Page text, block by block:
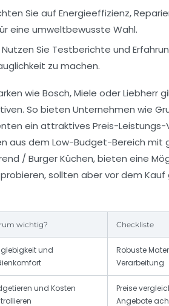
Sie auf Energieeffizienz,
eine umweltbewusste Wahl.
Nutzen Sie Testberichte und
zu machen.
wie Bosch, Miele oder Liebherr
So bieten Unternehmen wie
ein attraktives Preis-Leistungs-
aus dem Low-Budget-Bereich mit
/ Burger Küchen, bieten eine
sollten aber vor dem
wichtig? Checkliste
und
Robuste
Verarbeitung
und Kosten
Preise
Angebote